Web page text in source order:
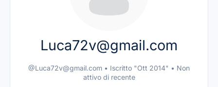
Luca72v@gmail.com
@Luca72v@gmail.com • Iscritto "Ott 2014" • Non
attivo di recente